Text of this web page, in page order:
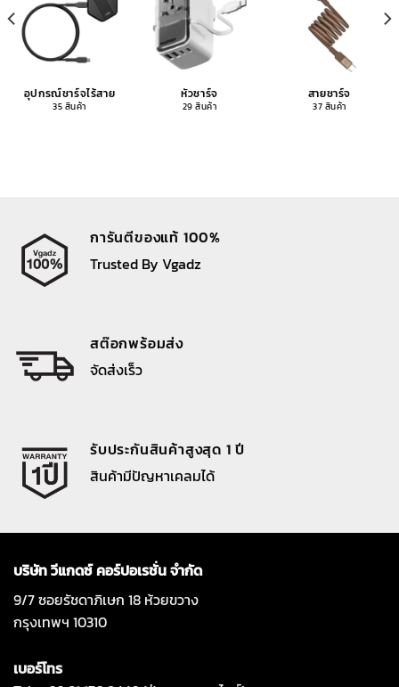
อุปกรณ์ชาร์จไร้สาย
35 สินค้า
หัวชาร์จ
29 สินค้า
สายชาร์จ
37 สินค้า
การันตีของแท้ 100%
Trusted By Vgadz
สต๊อกพร้อมส่ง
จัดส่งเร็ว
รับประกันสินค้าสูงสุด 1 ปี
สินค้ามีปัญหาเคลมได้
บริษัท วีแกดซ์ คอร์ปอเรชั่น จำกัด
9/7 ซอยรัชดาภิเษก 18 ห้วยขวาง
กรุงเทพฯ 10310
เบอร์โทร